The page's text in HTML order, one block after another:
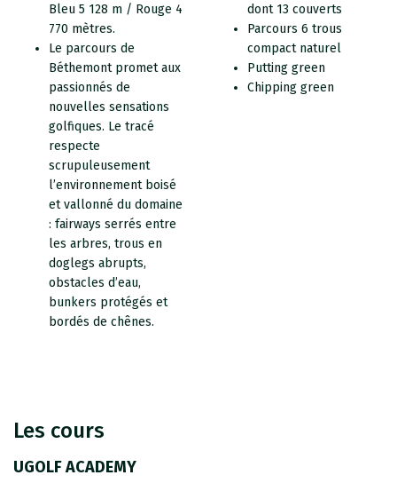
Bleu 5 128 m / Rouge 4
770 mètres.
Le parcours de
Béthemont promet aux
passionnés de
nouvelles sensations
golfiques. Le tracé
respecte
scrupuleusement
l’environnement boisé
et vallonné du domaine
: fairways serrés entre
les arbres, trous en
doglegs abrupts,
obstacles d’eau,
bunkers protégés et
bordés de chênes.
dont 13 couverts
Parcours 6 trous
compact naturel
Putting green
Chipping green
Les cours
UGOLF ACADEMY